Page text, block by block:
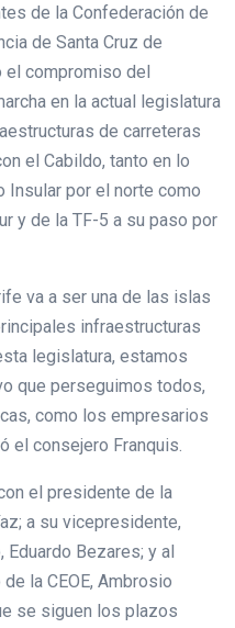
de la Confederación de
de Santa Cruz de
el compromiso del
en la actual legislatura
de carreteras
el Cabildo, tanto en lo
Insular por el norte como
y de la TF-5 a su paso por
va a ser una de las islas
infraestructuras
legislatura, estamos
que perseguimos todos,
como los empresarios
el consejero Franquis.
el presidente de la
a su vicepresidente,
Bezares; y al
la CEOE, Ambrosio
se siguen los plazos